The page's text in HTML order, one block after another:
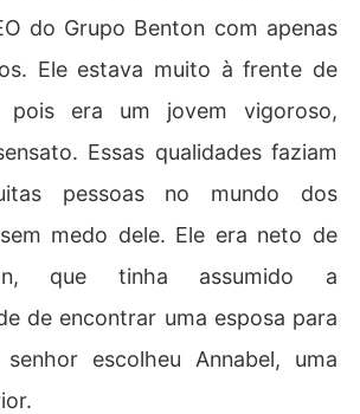
do Grupo Benton com apenas
Ele estava muito à frente de
pois era um jovem vigoroso,
Essas qualidades faziam
pessoas no mundo dos
medo dele. Ele era neto de
que tinha assumido a
de encontrar uma esposa para
escolheu Annabel, uma